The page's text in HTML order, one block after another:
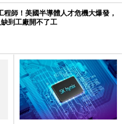
程師！美國半導體人才危機大爆發，
到工廠開不了工